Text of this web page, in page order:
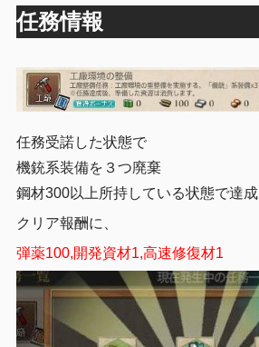
任務情報
任務受諾した状態で
機銃系装備を３つ廃棄
鋼材300以上所持している状態で達成
クリア報酬に、
弾薬100,開発資材1,高速修復材1